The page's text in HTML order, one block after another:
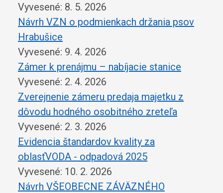
Vyvesené: 8. 5. 2026
Návrh VZN o podmienkach držania psov
Hrabušice
Vyvesené: 9. 4. 2026
Zámer k prenájmu – nabíjacie stanice
Vyvesené: 2. 4. 2026
Zverejnenie zámeru predaja majetku z
dôvodu hodného osobitného zreteľa
Vyvesené: 2. 3. 2026
Evidencia štandardov kvality za
oblasťVODA - odpadová 2025
Vyvesené: 10. 2. 2026
Návrh VŠEOBECNE ZÁVÄZNÉHO